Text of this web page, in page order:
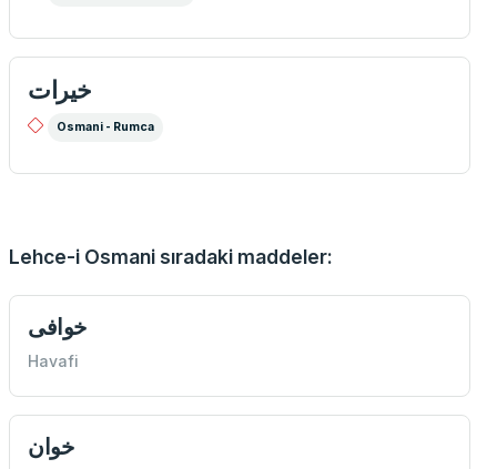
خيرات
Osmani - Rumca
Lehce-i Osmani sıradaki maddeler:
خوافی
Havafi
خوان